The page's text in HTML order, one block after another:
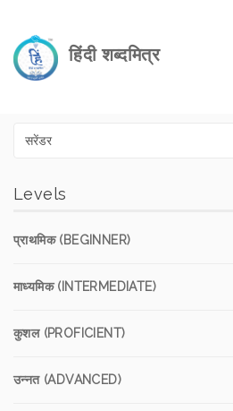
हिंदी शब्दमित्र
Levels
प्राथमिक (BEGINNER)
माध्यमिक (INTERMEDIATE)
कुशल (PROFICIENT)
उन्नत (ADVANCED)